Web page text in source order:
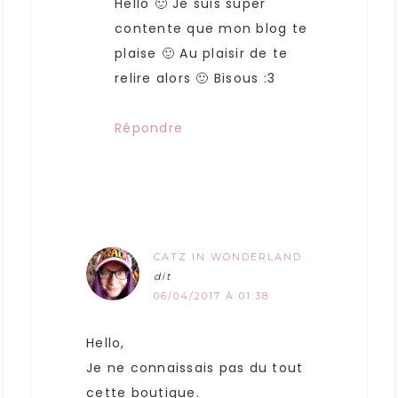
Hello 🙂 Je suis super
contente que mon blog te
plaise 🙂 Au plaisir de te
relire alors 🙂 Bisous :3
Répondre
CATZ IN WONDERLAND
dit
06/04/2017 À 01:38
Hello,
Je ne connaissais pas du tout
cette boutique.